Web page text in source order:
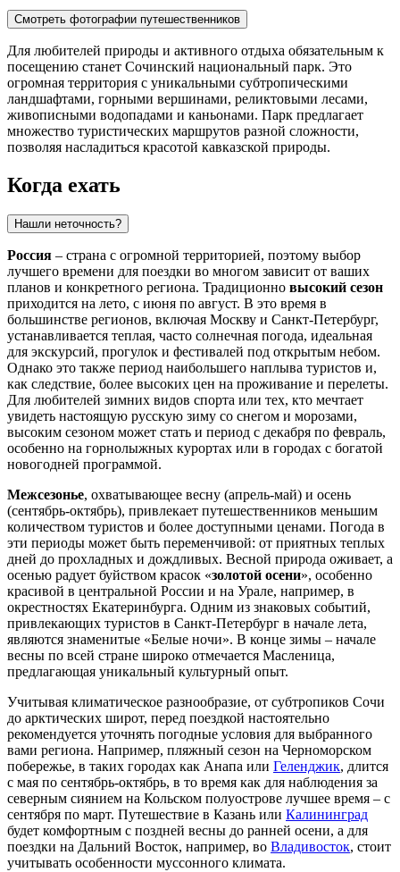
Смотреть фотографии путешественников
Для любителей природы и активного отдыха обязательным к
посещению станет Сочинский национальный парк. Это
огромная территория с уникальными субтропическими
ландшафтами, горными вершинами, реликтовыми лесами,
живописными водопадами и каньонами. Парк предлагает
множество туристических маршрутов разной сложности,
позволяя насладиться красотой кавказской природы.
Когда ехать
Нашли неточность?
Россия – страна с огромной территорией, поэтому выбор
лучшего времени для поездки во многом зависит от ваших
планов и конкретного региона. Традиционно высокий сезон
приходится на лето, с июня по август. В это время в
большинстве регионов, включая Москву и Санкт-Петербург,
устанавливается теплая, часто солнечная погода, идеальная
для экскурсий, прогулок и фестивалей под открытым небом.
Однако это также период наибольшего наплыва туристов и,
как следствие, более высоких цен на проживание и перелеты.
Для любителей зимних видов спорта или тех, кто мечтает
увидеть настоящую русскую зиму со снегом и морозами,
высоким сезоном может стать и период с декабря по февраль,
особенно на горнолыжных курортах или в городах с богатой
новогодней программой.
Межсезонье, охватывающее весну (апрель-май) и осень
(сентябрь-октябрь), привлекает путешественников меньшим
количеством туристов и более доступными ценами. Погода в
эти периоды может быть переменчивой: от приятных теплых
дней до прохладных и дождливых. Весной природа оживает, а
осенью радует буйством красок «золотой осени», особенно
красивой в центральной России и на Урале, например, в
окрестностях Екатеринбурга. Одним из знаковых событий,
привлекающих туристов в Санкт-Петербург в начале лета,
являются знаменитые «Белые ночи». В конце зимы – начале
весны по всей стране широко отмечается Масленица,
предлагающая уникальный культурный опыт.
Учитывая климатическое разнообразие, от субтропиков Сочи
до арктических широт, перед поездкой настоятельно
рекомендуется уточнять погодные условия для выбранного
вами региона. Например, пляжный сезон на Черноморском
побережье, в таких городах как Анапа или Геленджик, длится
с мая по сентябрь-октябрь, в то время как для наблюдения за
северным сиянием на Кольском полуострове лучшее время – с
сентября по март. Путешествие в Казань или Калининград
будет комфортным с поздней весны до ранней осени, а для
поездки на Дальний Восток, например, во Владивосток, стоит
учитывать особенности муссонного климата.